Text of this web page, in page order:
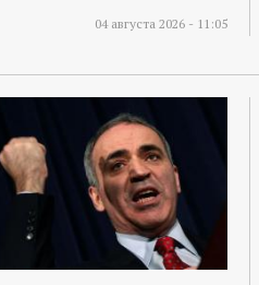
04 августа 2026 - 11:05